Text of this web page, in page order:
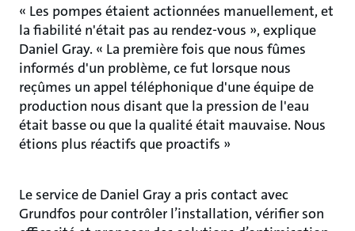
« Les pompes étaient actionnées manuellement, et
la fiabilité n'était pas au rendez-vous », explique
Daniel Gray. « La première fois que nous fûmes
informés d'un problème, ce fut lorsque nous
reçûmes un appel téléphonique d'une équipe de
production nous disant que la pression de l'eau
était basse ou que la qualité était mauvaise. Nous
étions plus réactifs que proactifs »
Le service de Daniel Gray a pris contact avec
Grundfos pour contrôler l’installation, vérifier son